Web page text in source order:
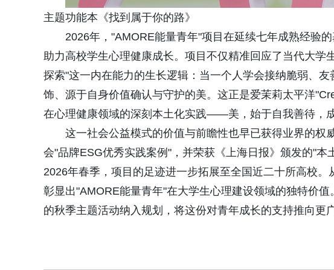
主题功能本《找到属于你的路》
2026年，"AMORE能量青年"项目在延续七年成熟经验
助力高校学生心理健康成长。项目不仅精准回应了当代大学
探索"这一内在能力的生长逻辑：当一个人学会接纳脆弱、
饰、源于自身价值确认与守护的美。这正是爱茉莉太平洋
在心理健康领域的深刻本土化实践——美，始于自我善待，成
这一社会公益模式的价值与前瞻性也早已获得业界的权
会"品牌ESG优秀实践案例"，并荣获《上海日报》颁发的"本
2026年春季，项目的足迹进一步拓展至全国近二十所高校
彰显出"AMORE能量青年"在大学生心理建设领域的独特价
的秋季主题活动纳入规划，将这份对青年成长的支持推向更